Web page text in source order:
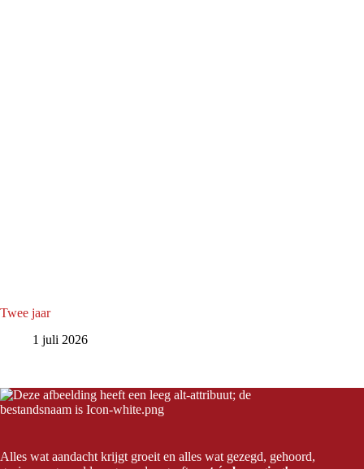
Twee jaar
1 juli 2026
Alles wat aandacht krijgt groeit en alles wat gezegd, gehoord,